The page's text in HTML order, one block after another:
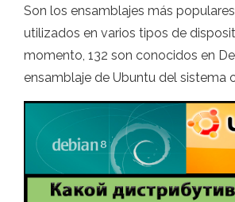
Son los ensamblajes más
utilizados en varios tipos de
momento, 132 son conocidos en
ensamblaje de Ubuntu del sistema